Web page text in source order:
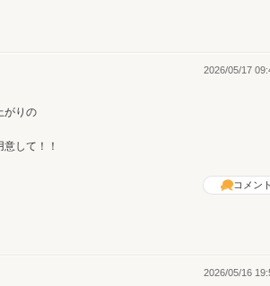
2026/05/17
がりの
して！！
コメン
2026/05/16